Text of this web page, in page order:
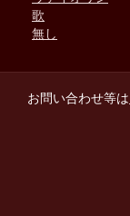
歌
無し
お問い合わせ等は